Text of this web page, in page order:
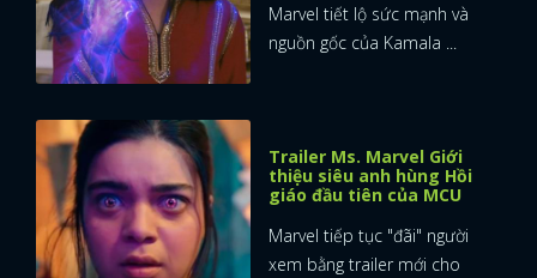
Marvel tiết lộ sức mạnh và
nguồn gốc của Kamala ...
Trailer Ms. Marvel Giới
thiệu siêu anh hùng Hồi
giáo đầu tiên của MCU
Marvel tiếp tục "đãi" người
xem bằng trailer mới cho